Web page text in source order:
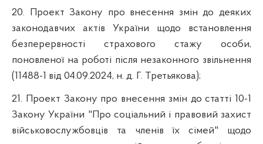
20. Проект Закону про внесення змін до деяких
законодавчих актів України щодо встановлення
безперервності страхового стажу особи,
поновленої на роботі після незаконного звільнення
(11488-1 від 04.09.2024, н. д. Г. Третьякова);
21. Проект Закону про внесення змін до статті 10-1
Закону України "Про соціальний і правовий захист
військовослужбовців та членів їх сімей" щодо